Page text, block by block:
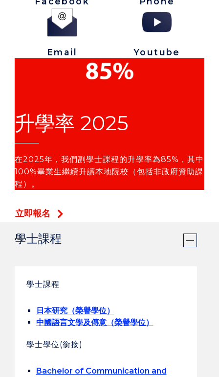
Email Youtube
升學率 2025
在2025年，我們副學士課程的升學率為85%，其中
100%畢業生繼續升讀本地院校（包括非政府資助課
程）。
立即報名
學士課程
學士課程
日本研究（榮譽學位）
中國語言文學及傳意（榮譽學位）
學士學位(銜接)
Bachelor of Communication and